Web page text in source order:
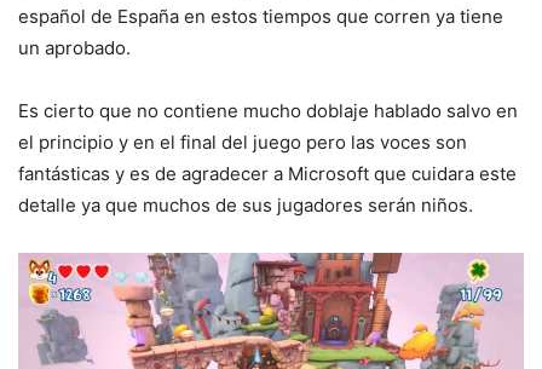
español de España en estos tiempos que corren ya tiene
un aprobado.
Es cierto que no contiene mucho doblaje hablado salvo en
el principio y en el final del juego pero las voces son
fantásticas y es de agradecer a Microsoft que cuidara este
detalle ya que muchos de sus jugadores serán niños.